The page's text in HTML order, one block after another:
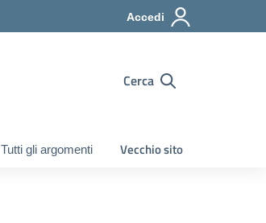
Accedi
Cerca
Tutti gli argomenti Vecchio sito